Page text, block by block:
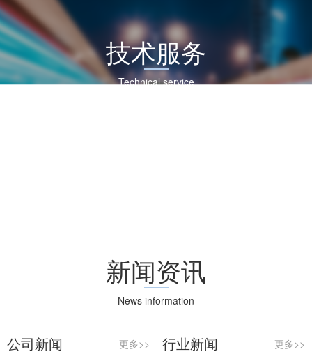
技术服务
Technical service
新闻资讯
News information
公司新闻 更多>> 行业新闻 更多>>